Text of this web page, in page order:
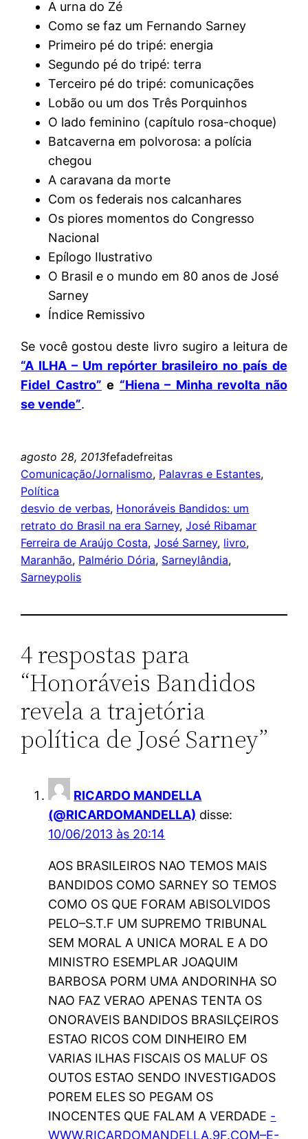
A urna do Zé
Como se faz um Fernando Sarney
Primeiro pé do tripé: energia
Segundo pé do tripé: terra
Terceiro pé do tripé: comunicações
Lobão ou um dos Três Porquinhos
O lado feminino (capítulo rosa-choque)
Batcaverna em polvorosa: a polícia
chegou
A caravana da morte
Com os federais nos calcanhares
Os piores momentos do Congresso
Nacional
Epílogo Ilustrativo
O Brasil e o mundo em 80 anos de José
Sarney
Índice Remissivo
Se você gostou deste livro sugiro a leitura de
“A ILHA – Um repórter brasileiro no país de
Fidel Castro” e “Hiena – Minha revolta não
se vende”.
agosto 28, 2013fefadefreitas
Comunicação/Jornalismo, Palavras e Estantes
Política
desvio de verbas, Honoráveis Bandidos: um
retrato do Brasil na era Sarney, José Ribamar
Ferreira de Araújo Costa, José Sarney, livro
Maranhão, Palmério Dória, Sarneylândia
Sarneypolis
4 respostas para
“Honoráveis Bandidos
revela a trajetória
política de José Sarney”
RICARDO MANDELLA
(@RICARDOMANDELLA) disse:
10/06/2013 às 20:14
AOS BRASILEIROS NAO TEMOS MAIS
BANDIDOS COMO SARNEY SO TEMOS
COMO OS QUE FORAM ABISOLVIDOS
PELO–S.T.F UM SUPREMO TRIBUNAL
SEM MORAL A UNICA MORAL E A DO
MINISTRO ESEMPLAR JOAQUIM
BARBOSA PORM UMA ANDORINHA SO
NAO FAZ VERAO APENAS TENTA OS
ONORAVEIS BANDIDOS BRASILÇEIROS
ESTAO RICOS COM DINHEIRO EM
VARIAS ILHAS FISCAIS OS MALUF OS
OUTOS ESTAO SENDO INVESTIGADOS
POREM ELES SO PEGAM OS
INOCENTES QUE FALAM A VERDADE -
WWW.RICARDOMANDELLA.9F.COM–E-